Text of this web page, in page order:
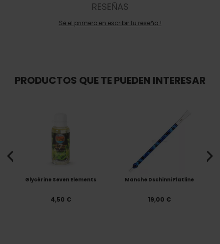
RESEÑAS
Sé el primero en escribir tu reseña !
PRODUCTOS QUE TE PUEDEN INTERESAR
Glycérine Seven Elements
4,50 €
Manche Dschinni Flatline
19,00 €